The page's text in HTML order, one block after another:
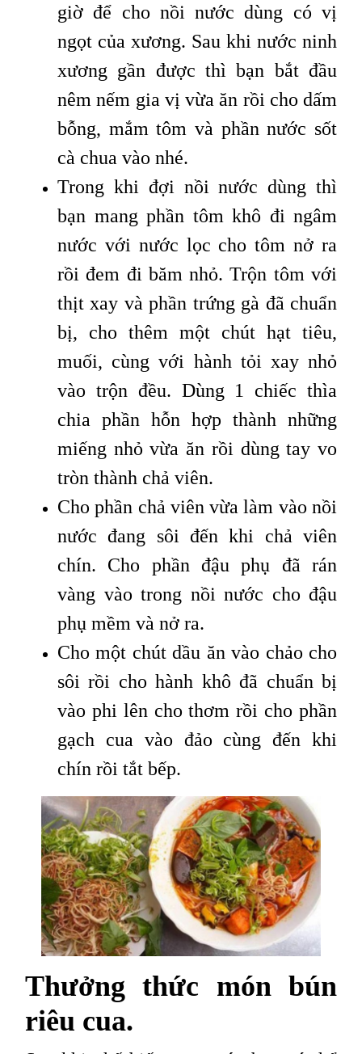
giờ để cho nồi nước dùng có vị
ngọt của xương. Sau khi nước ninh
xương gần được thì bạn bắt đầu
nêm nếm gia vị vừa ăn rồi cho dấm
bỗng, mắm tôm và phần nước sốt
cà chua vào nhé.
Trong khi đợi nồi nước dùng thì
bạn mang phần tôm khô đi ngâm
nước với nước lọc cho tôm nở ra
rồi đem đi băm nhỏ. Trộn tôm với
thịt xay và phần trứng gà đã chuẩn
bị, cho thêm một chút hạt tiêu,
muối, cùng với hành tỏi xay nhỏ
vào trộn đều. Dùng 1 chiếc thìa
chia phần hỗn hợp thành những
miếng nhỏ vừa ăn rồi dùng tay vo
tròn thành chả viên.
Cho phần chả viên vừa làm vào nồi
nước đang sôi đến khi chả viên
chín. Cho phần đậu phụ đã rán
vàng vào trong nồi nước cho đậu
phụ mềm và nở ra.
Cho một chút dầu ăn vào chảo cho
sôi rồi cho hành khô đã chuẩn bị
vào phi lên cho thơm rồi cho phần
gạch cua vào đảo cùng đến khi
chín rồi tắt bếp.
Thưởng thức món bún
riêu cua.